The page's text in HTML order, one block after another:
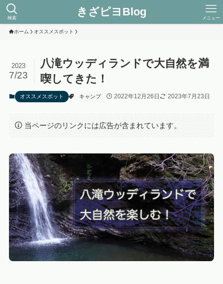
きざピヨBlog
検索 メニュー
ホーム オススメスポット
八滝ウッディランドで大自然を満
喫してきた！
2023
7/23
オススメスポット キャンプ 2022年12月26日 2023年7月23日
当ページのリンクには広告が含まれています。